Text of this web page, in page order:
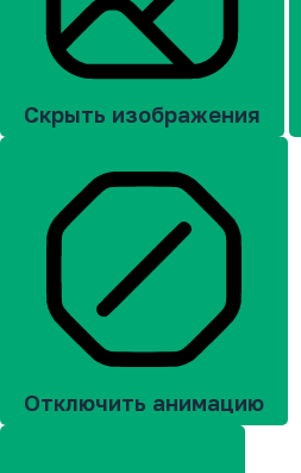
Скрыть изображения
Отключить анимацию